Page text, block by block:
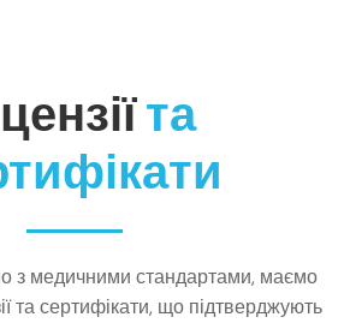
та
з медичними стандартами, маємо
та сертифікати, що підтверджують